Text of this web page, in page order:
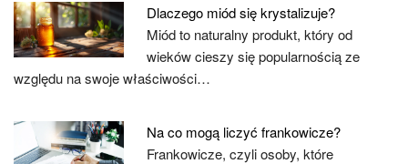
Dlaczego miód się krystalizuje?
Miód to naturalny produkt, który od
wieków cieszy się popularnością ze
względu na swoje właściwości…
Na co mogą liczyć frankowicze?
Frankowicze, czyli osoby, które